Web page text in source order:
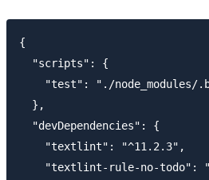
{
  "scripts": {
"test": "./node_modules/
  },
  "devDependencies": {
    "textlint": "^11.2.3",
"textlint-rule-no-todo":